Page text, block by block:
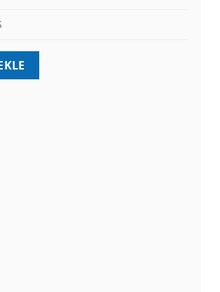
YT14B-BS Motosiklet Aküsü adet